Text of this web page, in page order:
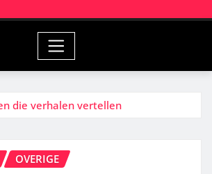
die verhalen vertellen
OVERIGE